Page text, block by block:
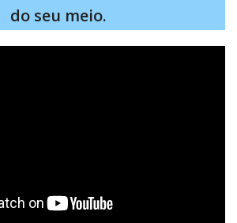
do seu meio.